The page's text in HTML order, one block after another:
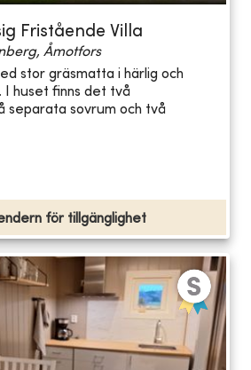
Fristående Villa
Åmotfors
stor gräsmatta i härlig och
I huset finns det två
separata sovrum och två
för tillgänglighet